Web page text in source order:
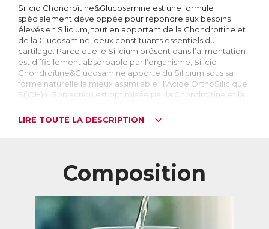
Silicio Chondroïtine&Glucosamine est une formule
spécialement développée pour répondre aux besoins
élevés en Silicium, tout en apportant de la Chondroïtine et
de la Glucosamine, deux constituants essentiels du
cartilage. Parce que le Silicium présent dans l’alimentation
est difficilement absorbable par l’organisme, Silicio
Chondroïtine&Glucosamine apporte du Silicium sous sa
forme naturelle la mieux assimilable : l’Acide OrthoSilicique
Si(OH)4. Son action est optimisée par la Chondroïtine et la
particulièrement les cartilages.
terrestre après l’oxygène. Il n’existe pas dans la nature en
tant que corps pur, mais est toujours associé à d’autres
éléments. On le trouve majoritairement sous forme de
silice, dans le sable ou le quartz par exemple.
Le corps humain contient environ 1000 mg de Silicium,
LIRE TOUTE LA DESCRIPTION
Composition